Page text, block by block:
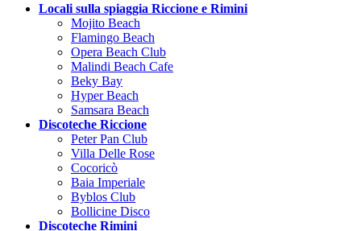
Locali sulla spiaggia Riccione e Rimini
Mojito Beach
Flamingo Beach
Opera Beach Club
Malindi Beach Cafe
Beky Bay
Hyper Beach
Samsara Beach
Discoteche Riccione
Peter Pan Club
Villa Delle Rose
Cocoricò
Baia Imperiale
Byblos Club
Bollicine Disco
Discoteche Rimini